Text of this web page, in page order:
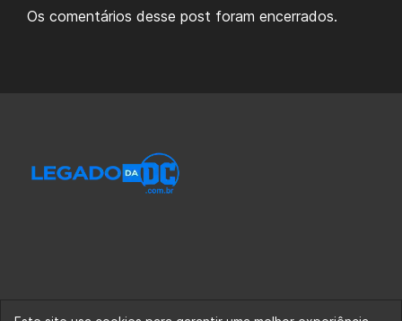
Os comentários desse post foram encerrados.